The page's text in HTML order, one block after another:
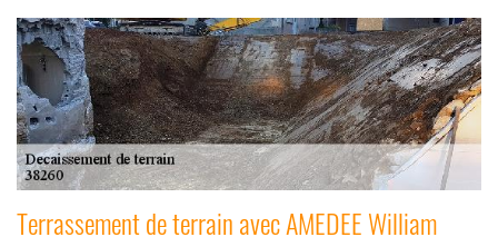
Terrassement de terrain avec AMEDEE William